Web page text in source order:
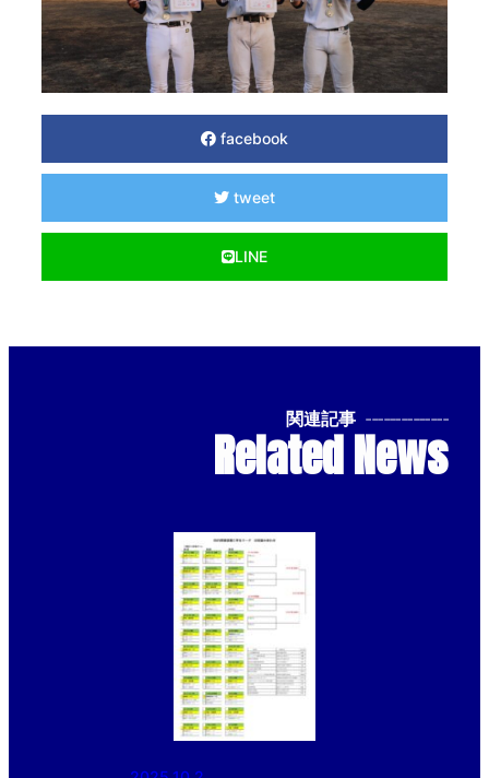
facebook
tweet
LINE
関連記事 --------------
Related News